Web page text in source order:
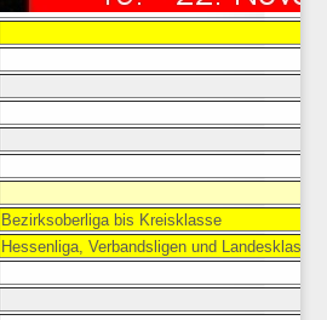
Bezirksoberliga bis Kreisklasse
Hessenliga, Verbandsligen und Landesklassen